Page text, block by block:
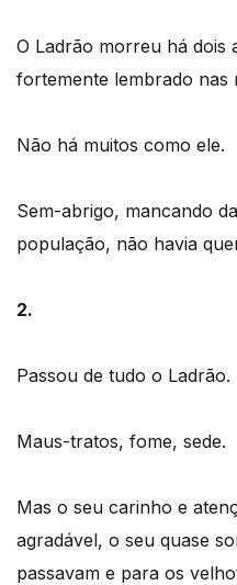
O Ladrão morreu há dois
fortemente lembrado nas
Não há muitos como ele.
Sem-abrigo, mancando
população, não havia
2.
Passou de tudo o Ladrão.
Maus-tratos, fome, sede.
Mas o seu carinho e
agradável, o seu quase
passavam e para os